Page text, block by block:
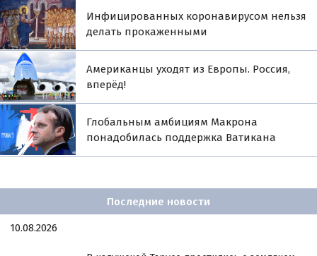
Инфицированных коронавирусом нельзя
делать прокаженными
Американцы уходят из Европы. Россия,
вперёд!
Глобальным амбициям Макрона
понадобилась поддержка Ватикана
Последние новости
10.08.2026